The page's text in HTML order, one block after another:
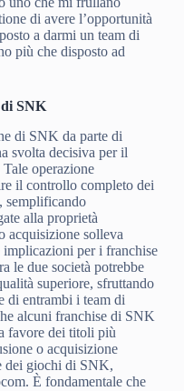
di avere l’opportunità
a darmi un team di
più che disposto ad
SNK
di SNK da parte di
svolta decisiva per il
Tale operazione
il controllo completo dei
semplificando
alla proprietà
acquisizione solleva
per i franchise
le due società potrebbe
superiore, sfruttando
di entrambi i team di
alcuni franchise di SNK
favore dei titoli più
o acquisizione
dei giochi di SNK,
È fondamentale che